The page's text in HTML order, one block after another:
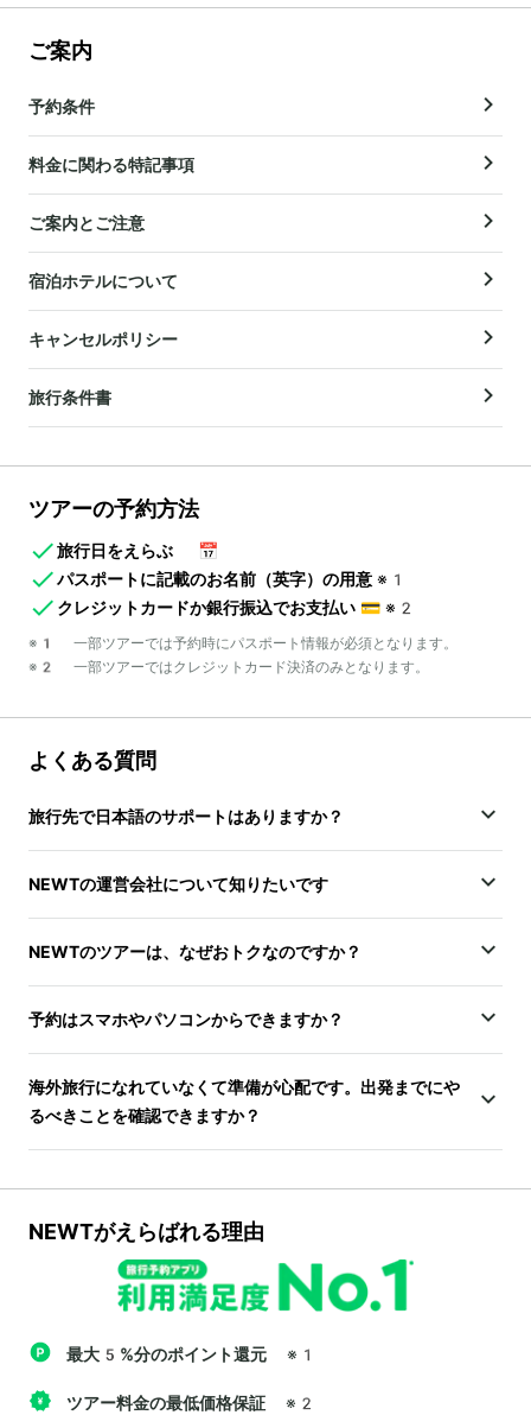
ご案内
予約条件
料金に関わる特記事項
ご案内とご注意
宿泊ホテルについて
キャンセルポリシー
旅行条件書
ツアーの予約方法
旅行日をえらぶ
📅
パスポートに記載のお名前（英字）の用意 ※1
クレジットカードか銀行振込でお支払い 💳 ※2
※1 一部ツアーでは予約時にパスポート情報が必須となります。
※2 一部ツアーではクレジットカード決済のみとなります。
よくある質問
旅行先で日本語のサポートはありますか？
NEWTの運営会社について知りたいです
NEWTのツアーは、なぜおトクなのですか？
予約はスマホやパソコンからできますか？
海外旅行になれていなくて準備が心配です。出発までにや
るべきことを確認できますか？
NEWTがえらばれる理由
最大5%分のポイント還元 ※1
ツアー料金の最低価格保証 ※2